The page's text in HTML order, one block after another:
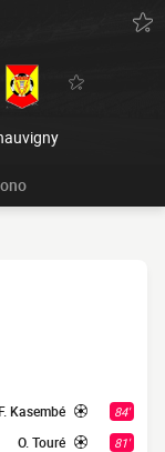
84'
Kasembé
81'
O. Touré